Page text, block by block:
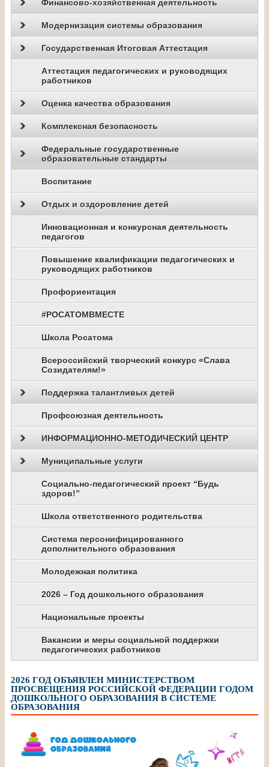
Финансово-хозяйственная деятельность
Модернизация системы образования
Государственная Итоговая Аттестация
Аттестация педагогических и руководящих
работников
Оценка качества образования
Комплексная безопасность
Федеральные государственные
образовательные стандарты
Воспитание
Отдых и оздоровление детей
Инновационная и конкурсная деятельность
педагогов
Повышение квалификации педагогических и
руководящих работников
Профориентация
#РОСАТОМВМЕСТЕ
Школа Росатома
Всероссийский творческий конкурс «Слава
Созидателям!»
Поддержка талантливых детей
Профсоюзная деятельность
ИНФОРМАЦИОННО-МЕТОДИЧЕСКИЙ ЦЕНТР
Муниципальные услуги
Социально-педагогический проект “Будь
здоров!”
Школа ответственного родительства
Система персонифицированного
дополнительного образования
Молодежная политика
2026 – Год дошкольного образования
Национальные проекты
Вакансии и меры социальной поддержки
педагогических работников
2026 ГОД ОБЪЯВЛЕН МИНИСТЕРСТВОМ
ПРОСВЕЩЕНИЯ РОССИЙСКОЙ ФЕДЕРАЦИИ ГОДОМ
ДОШКОЛЬНОГО ОБРАЗОВАНИЯ В СИСТЕМЕ
ОБРАЗОВАНИЯ